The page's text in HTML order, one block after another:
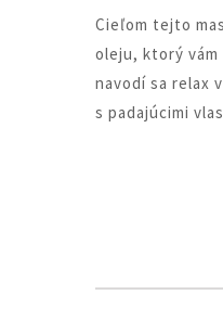
Cieľom tejto
oleju, ktorý vám
navodí sa relax
s padajúcimi